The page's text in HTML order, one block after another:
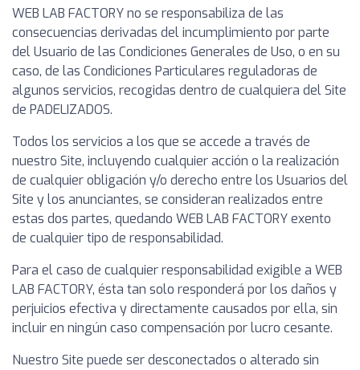
WEB LAB FACTORY no se responsabiliza de las
consecuencias derivadas del incumplimiento por parte
del Usuario de las Condiciones Generales de Uso, o en su
caso, de las Condiciones Particulares reguladoras de
algunos servicios, recogidas dentro de cualquiera del Site
de PADELIZADOS.
Todos los servicios a los que se accede a través de
nuestro Site, incluyendo cualquier acción o la realización
de cualquier obligación y/o derecho entre los Usuarios del
Site y los anunciantes, se consideran realizados entre
estas dos partes, quedando WEB LAB FACTORY exento
de cualquier tipo de responsabilidad.
Para el caso de cualquier responsabilidad exigible a WEB
LAB FACTORY, ésta tan solo responderá por los daños y
perjuicios efectiva y directamente causados por ella, sin
incluir en ningún caso compensación por lucro cesante.
Nuestro Site puede ser desconectados o alterado sin